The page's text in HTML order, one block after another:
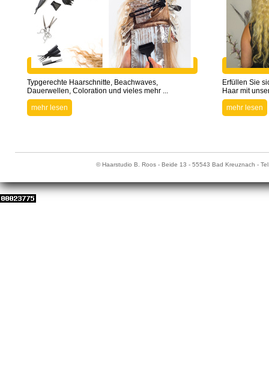
Typgerechte Haarschnitte, Beachwaves,
Dauerwellen, Coloration und vieles mehr ...
mehr lesen
Erfüllen Sie
Haar mit
mehr lesen
© Haarstudio B. Roos - Beide 13 - 55543 Bad Kreuznach -